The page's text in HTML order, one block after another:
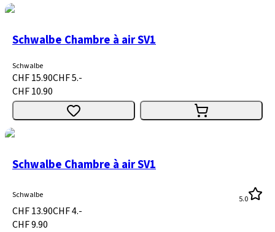
Schwalbe Chambre à air SV1
Schwalbe
CHF 15.90CHF 5.-
CHF 10.90
Schwalbe Chambre à air SV1
Schwalbe 5.0
CHF 13.90CHF 4.-
CHF 9.90